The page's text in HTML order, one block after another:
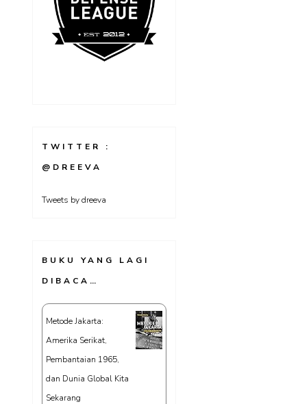
TWITTER :
@DREEVA
Tweets by dreeva
BUKU YANG LAGI
DIBACA…
Metode Jakarta:
Amerika Serikat,
Pembantaian 1965,
dan Dunia Global Kita
Sekarang